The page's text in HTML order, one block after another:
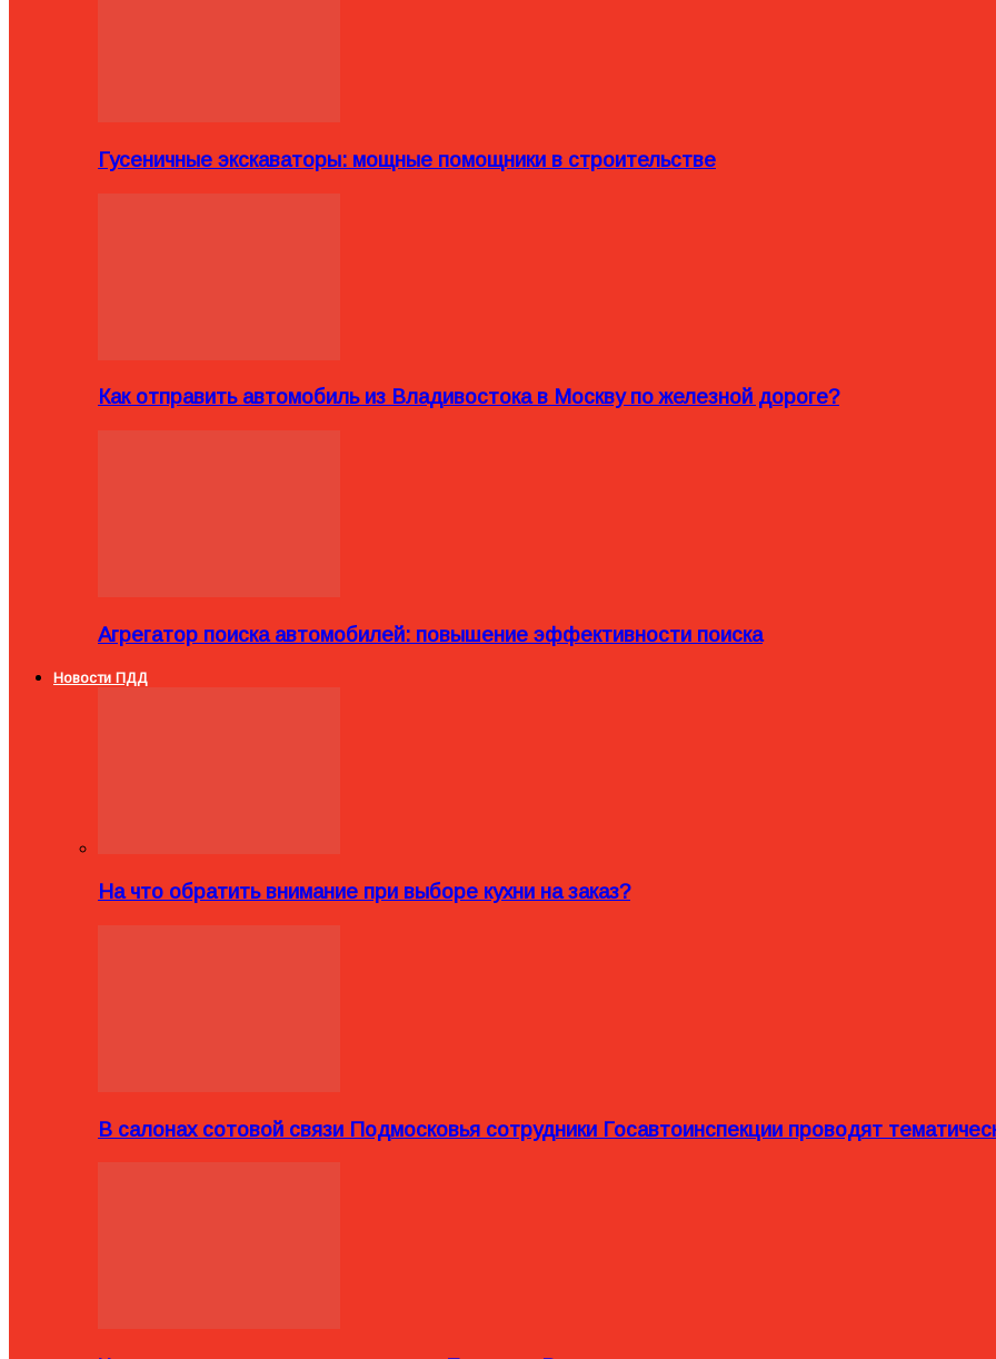
Гусеничные экскаваторы: мощные помощники в строительстве
Как отправить автомобиль из Владивостока в Москву по железной дороге?
Агрегатор поиска автомобилей: повышение эффективности поиска
Новости ПДД
На что обратить внимание при выборе кухни на заказ?
В салонах сотовой связи Подмосковья сотрудники Госавтоинспекции проводят